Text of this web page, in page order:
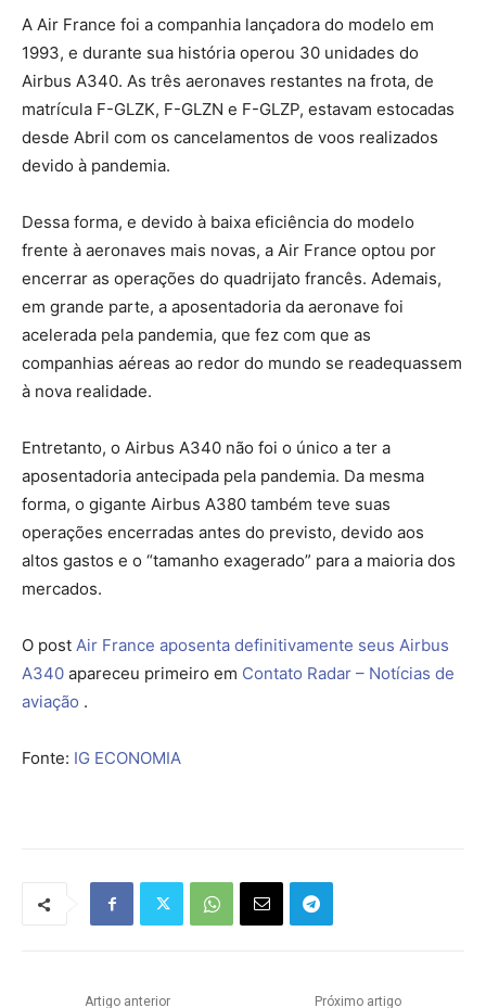
A Air France foi a companhia lançadora do modelo em
1993, e durante sua história operou 30 unidades do
Airbus A340. As três aeronaves restantes na frota, de
matrícula F-GLZK, F-GLZN e F-GLZP, estavam estocadas
desde Abril com os cancelamentos de voos realizados
devido à pandemia.
Dessa forma, e devido à baixa eficiência do modelo
frente à aeronaves mais novas, a Air France optou por
encerrar as operações do quadrijato francês. Ademais,
em grande parte, a aposentadoria da aeronave foi
acelerada pela pandemia, que fez com que as
companhias aéreas ao redor do mundo se readequassem
à nova realidade.
Entretanto, o Airbus A340 não foi o único a ter a
aposentadoria antecipada pela pandemia. Da mesma
forma, o gigante Airbus A380 também teve suas
operações encerradas antes do previsto, devido aos
altos gastos e o “tamanho exagerado” para a maioria dos
mercados.
O post Air France aposenta definitivamente seus Airbus
A340 apareceu primeiro em Contato Radar – Notícias de
aviação .
Fonte: IG ECONOMIA
Artigo anterior Próximo artigo